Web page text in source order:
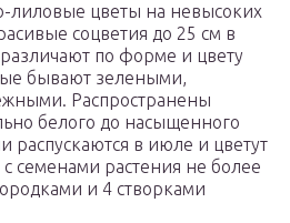
цветы на невысоких
соцветия до 25 см в
по форме и цвету
бывают зелеными,
Распространены
белого до насыщенного
распускаются в июле и цветут
с семенами растения не более
и 4 створками